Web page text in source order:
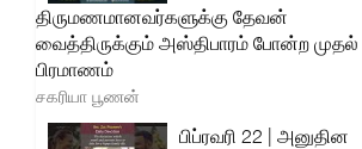
திருமணமானவர்களுக்கு தேவன்
வைத்திருக்கும் அஸ்திபாரம் போன்ற முதல்
பிரமாணம்
சகரியா பூணன்
பிப்ரவரி 22 | அனுதின